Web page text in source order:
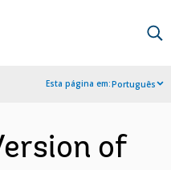
Esta página em:Português
of